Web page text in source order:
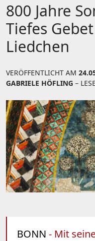
800 Jahre
Tiefes
Liedchen
VERÖFFENTLICHT AM
GABRIELE HÖFLING –
BONN - Mit